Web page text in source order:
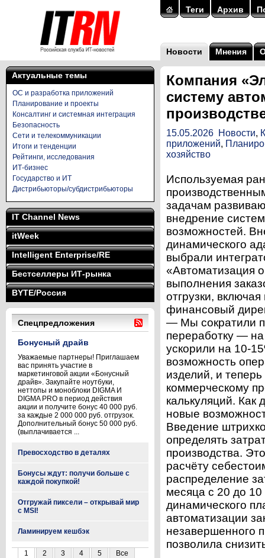
Теги Архив
Новости Мнения
Актуальные темы
ОС и разработка приложений
Планирование и проекты
Консалтинг и системная интеграция
Безопасность
Сети и телекоммуникации
Итоги и тенденции
Рейтинги, исследования
ИТ-бизнес
Государство и ИТ
Дистрибьюторы/субдистрибьюторы
IT Channel News
itWeek
Intelligent Enterprise/RE
Бестселлеры ИТ-рынка
BYTE/Россия
Спецпредложения
Бонусный драйв
Уважаемые партнеры! Приглашаем
вас принять участие в
маркетинговой акции «Бонусный
драйв». Закупайте ноутбуки,
неттопы и моноблоки DIGMA И
DIGMA PRO в период действия
акции и получите бонус 40 000 руб.
за каждые 2 000 000 руб. отгрузок.
Дополнительный бонус 50 000 руб.
(выплачивается ...
Превосходство в деталях
Бонусы ждут: получи больше с
каждой покупкой!
Отгружай пиксели – открывай мир
с MSI!
Ламинируем кешбэк
1 2 3 4 5 Все
Компания
систему
15.05.2026 Новости,
приложений,
хозяйство
Используемая
задачам
внедрение
возможностей.
динамического
выбрали
«Автоматизация
выполнения
отгрузки,
финансовый
— Мы сократили
переработку —
ускорили на 10-
возможность
изделий, и
коммерческому
калькуляций. Как
новые
Введение
определять
производства.
расчёту
распределение
месяца с 20 до
динамического
автоматизации
незавершенного
позволила